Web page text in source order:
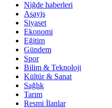
Niğde haberleri
Asayiş
Siyaset
Ekonomi
Eğitim
Gündem
Spor
Bilim & Teknoloji
Kültür & Sanat
Sağlık
Tarım
Resmi İlanlar